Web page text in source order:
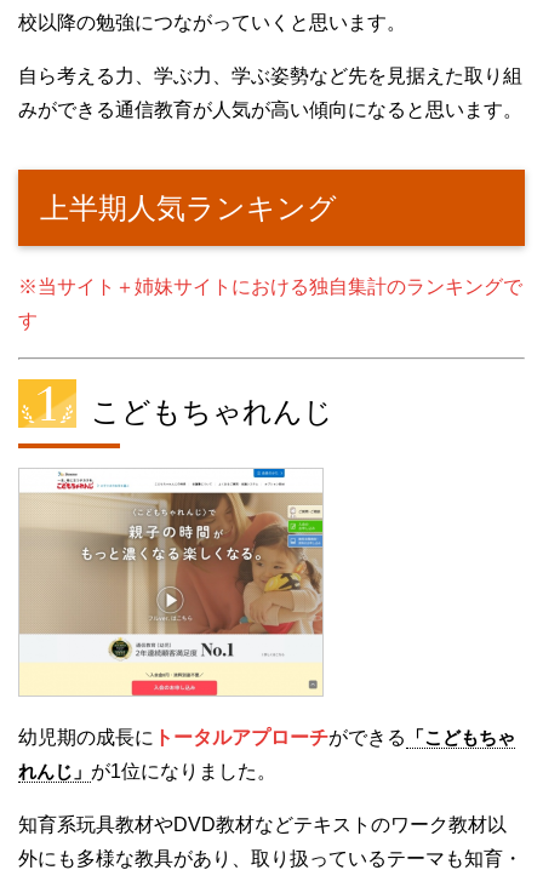
校以降の勉強につながっていくと思います。
自ら考える力、学ぶ力、学ぶ姿勢など先を見据えた取り組
みができる通信教育が人気が高い傾向になると思います。
上半期人気ランキング
※当サイト＋姉妹サイトにおける独自集計のランキングで
す
こどもちゃれんじ
幼児期の成長に トータルアプローチができる
「こどもちゃ
れんじ」 が1位になりました。
知育系玩具教材やDVD教材などテキストのワーク教材以
外にも多様な教具があり、取り扱っているテーマも知育・